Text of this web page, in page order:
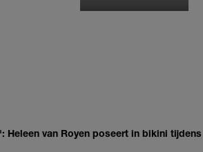
Heleen van Royen poseert in bikini tijdens